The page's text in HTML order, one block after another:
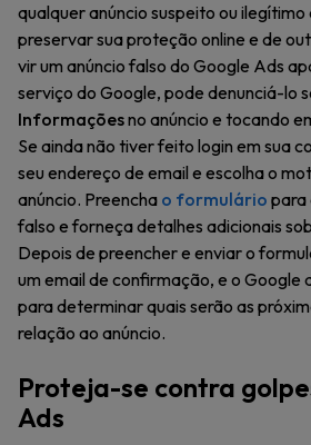
qualquer anúncio suspeito ou
preservar sua proteção online e de
vir um anúncio falso do Google Ads
serviço do Google, pode denunciá-lo
Informaçõesno anúncio e tocando
Se ainda não tiver feito login em sua
seu endereço de email e escolha o
anúncio. Preencha o formulário para
falso e forneça detalhes adicionais
Depois de preencher e enviar o
um email de confirmação, e o Google
para determinar quais serão as
relação ao anúncio.
Proteja-se contra
Ads